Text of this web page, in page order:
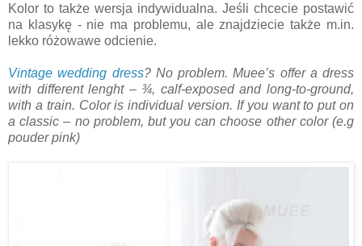
Kolor to także wersja indywidualna. Jeśli chcecie postawić
na klasykę - nie ma problemu, ale znajdziecie także m.in.
lekko różowawe odcienie.
Vintage wedding dress? No problem. Muee’s offer a dress
with different lenght – ¾, calf-exposed and long-to-ground,
with a train. Color is individual version. If you want to put on
a classic – no problem, but you can choose other color (e.g
pouder pink)